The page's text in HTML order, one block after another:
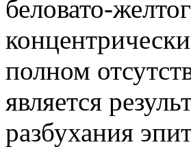
беловато-
полном
является
разбухания